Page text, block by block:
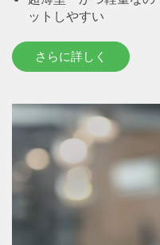
ットしやすい
さらに詳しく